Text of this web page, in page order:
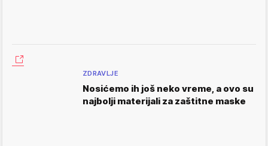
ZDRAVLJE
Nosićemo ih još neko vreme, a ovo su
najbolji materijali za zaštitne maske